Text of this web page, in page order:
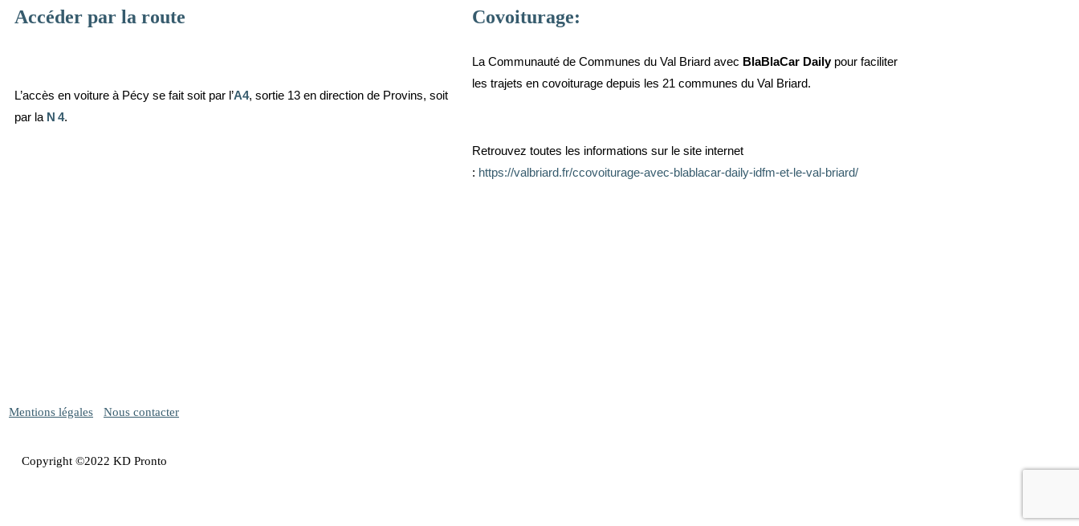
Accéder par la route
L’accès en voiture à Pécy se fait soit par l’A4, sortie 13 en direction de Provins, soit
par la N 4.
Covoiturage:
La Communauté de Communes du Val Briard avec BlaBlaCar Dailypour faciliter
les trajets en covoiturage depuis les 21 communes du Val Briard.
Retrouvez toutes les informations sur le site internet
: https://valbriard.fr/ccovoiturage-avec-blablacar-daily-idfm-et-le-val-briard/
Mentions légales Nous contacter
Copyright ©2022 KD Pronto